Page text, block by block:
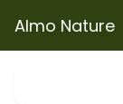
Almo Nature